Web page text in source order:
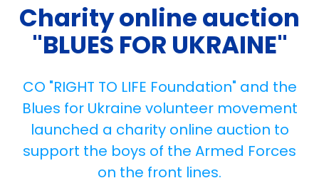
Charity online auction
"BLUES FOR UKRAINE"
CO "RIGHT TO LIFE Foundation" and the
Blues for Ukraine volunteer movement
launched a charity online auction to
support the boys of the Armed Forces
on the front lines.